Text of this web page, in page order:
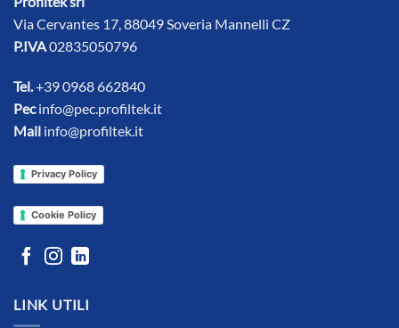
Via Cervantes 17, 88049 Soveria Mannelli CZ
P.IVA02835050796
Tel.+39 0968 662840
Pecinfo@pec.profiltek.it
Mail info@profiltek.it
Privacy Policy
Cookie Policy
LINK UTILI